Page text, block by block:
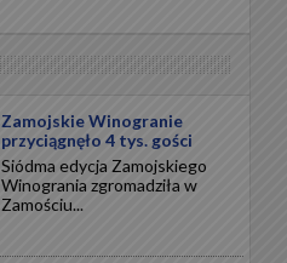
Zamojskie Winogranie
przyciągnęło 4 tys. gości
Siódma edycja Zamojskiego
Winogrania zgromadziła w
Zamościu...